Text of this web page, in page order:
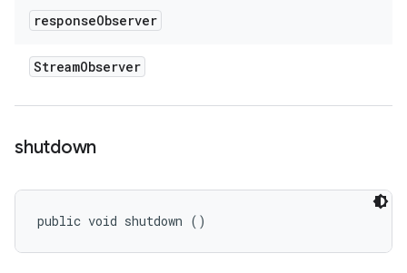
responseObserver
StreamObserver
shutdown
public void shutdown ()